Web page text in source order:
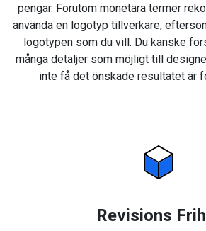
pengar. Förutom monetära termer
använda en logotyp tillverkare,
logotypen som du vill. Du kanske
många detaljer som möjligt till
inte få det önskade resultatet är
Revisions